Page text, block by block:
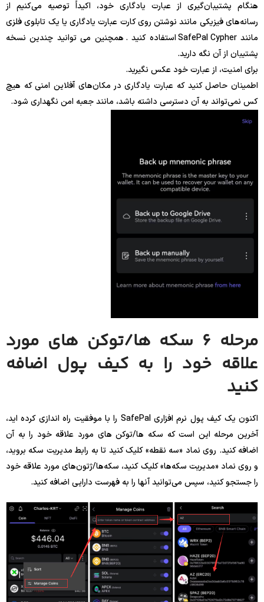
هنگام پشتیبان‌گیری از عبارت یادگاری خود، اکیداً توصیه می‌کنیم از
رسانه‌های فیزیکی مانند نوشتن روی کارت عبارت یادگاری یا یک تابلوی فلزی
مانند SafePal Cypher استفاده کنید . همچنین می توانید چندین نسخه
پشتیبان از آن نگه دارید.
برای امنیت، از عبارت خود عکس نگیرید.
اطمینان حاصل کنید که عبارت یادگاری در مکان‌های آفلاین امنی که هیچ
کس نمی‌تواند به آن دسترسی داشته باشد، مانند جعبه امن نگهداری شود.
مرحله 6 سکه ها/توکن های مورد
علاقه خود را به کیف پول اضافه
کنید
اکنون یک کیف پول نرم افزاری SafePal را با موفقیت راه اندازی کرده اید،
آخرین مرحله این است که سکه ها/توکن های مورد علاقه خود را به آن
اضافه کنید. روی نماد «سه نقطه» کلیک کنید تا به رابط مدیریت سکه بروید،
و روی نماد «مدیریت سکه‌ها» کلیک کنید، سکه‌ها/ژتون‌های مورد علاقه خود
را جستجو کنید، سپس می‌توانید آنها را به فهرست دارایی اضافه کنید.